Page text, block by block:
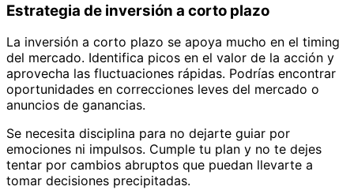
Estrategia de inversión a corto plazo
La inversión a corto plazo se apoya mucho en el timing
del mercado. Identifica picos en el valor de la acción y
aprovecha las fluctuaciones rápidas. Podrías encontrar
oportunidades en correcciones leves del mercado o
anuncios de ganancias.
Se necesita disciplina para no dejarte guiar por
emociones ni impulsos. Cumple tu plan y no te dejes
tentar por cambios abruptos que puedan llevarte a
tomar decisiones precipitadas.